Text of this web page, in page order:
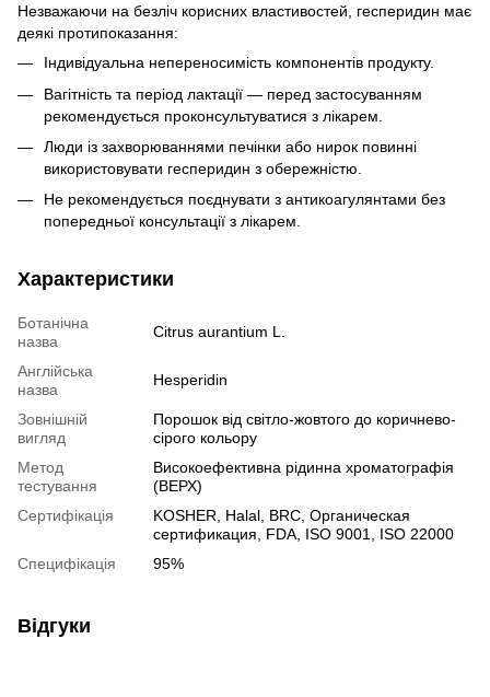
Незважаючи на безліч корисних властивостей, гесперидин має
деякі протипоказання:
Індивідуальна непереносимість компонентів продукту.
Вагітність та період лактації — перед застосуванням
рекомендується проконсультуватися з лікарем.
Люди із захворюваннями печінки або нирок повинні
використовувати гесперидин з обережністю.
Не рекомендується поєднувати з антикоагулянтами без
попередньої консультації з лікарем.
Характеристики
Ботанічна
назва
Citrus aurantium L.
Англійська
назва
Hesperidin
Зовнішній
вигляд
Порошок від світло-жовтого до коричнево-
сірого кольору
Метод
тестування
Високоефективна рідинна хроматографія
(ВЕРХ)
Сертифікація
KOSHER, Halal, BRC, Органическая
сертификация, FDA, ISO 9001, ISO 22000
Специфікація
95%
Відгуки